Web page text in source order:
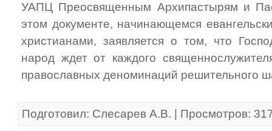
УАПЦ Преосвященным Архипастырям и
этом документе, начинающемся
христианами, заявляется о том, что
народ ждет от каждого
православных деноминаций решительного
Подготовил: Слесарев А.В. | Просмотров: